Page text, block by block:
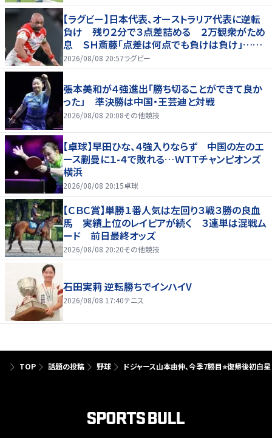
【ラグビー】日本代表、オーストラリア代表に逆転
負け 残り２分で３点差詰める ２万観衆がため
息 ＳＨ斎藤「点差は何点でも負けは負け」…前
半にＳＯ伊藤龍が先制トライ、３２ー３５で惜敗
2026/08/08 20:57ラグビー
張本美和が４強進出「勝ち切ることができて良か
った」 準決勝は中国・王芸迪と対戦
2026/08/08 20:08その他競技
【卓球】早田ひな、４強入りならず 中国の左のエ
ース蒯曼に１-４で敗れる…ＷＴＴチャンピオンズ
横浜
2026/08/08 20:15卓球
【ＣＢＣ賞】単勝１番人気は左回り３戦３勝の良血
馬 実績上位のレイピアが続く ３連単は混戦ム
ード 前日最終オッズ
2026/08/08 20:20その他競技
石田実莉 逆転勝ちでインハイV
2026/08/08 17:40テニス
TOP 話題の投稿 野球 ドジャース山本由伸、今季7勝目⭐️復帰後初白星